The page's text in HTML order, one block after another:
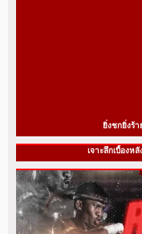
ยิ่งชกยิ่งร้า
เจาะลึกเบื้องห